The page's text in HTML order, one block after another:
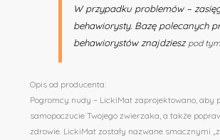
W przypadku problemów –
behawiorysty. Bazę polecanych
behawiorystów znajdziesz pod
Opis od producenta:
Pogromcy nudy – LickiMat zaprojektowano, aby
samopoczucie Twojego zwierzaka, a także
zdrowie. LickiMat zostały nazwane smacznymi